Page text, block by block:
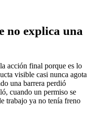
no explica una
acción final porque es lo
visible casi nunca agota
una barrera perdió
cuando un permiso se
trabajo ya no tenía freno